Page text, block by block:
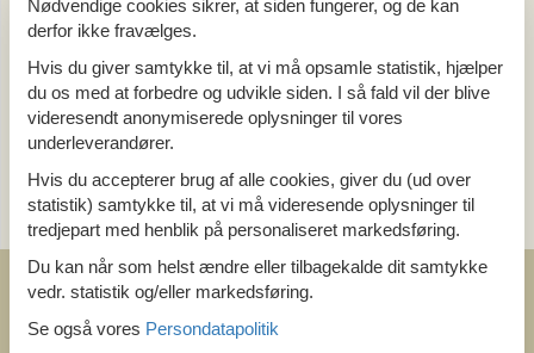
Kan vi hjælpe?
Ring (+45) 7877 0427
Man. - fre. 10.00-16.00
Send en e-mail
og få et hurtigt svar, alle dage
Nødvendige cookies sikrer, at siden fungerer, og de kan
derfor ikke fravælges.
Hvis du giver samtykke til, at vi må opsamle statistik, hjælper
du os med at forbedre og udvikle siden. I så fald vil der blive
videresendt anonymiserede oplysninger til vores
underleverandører.
Hvis du accepterer brug af alle cookies, giver du (ud over
statistik) samtykke til, at vi må videresende oplysninger til
tredjepart med henblik på personaliseret markedsføring.
Du kan når som helst ændre eller tilbagekalde dit samtykke
vedr. statistik og/eller markedsføring.
Se også vores Persondatapolitik